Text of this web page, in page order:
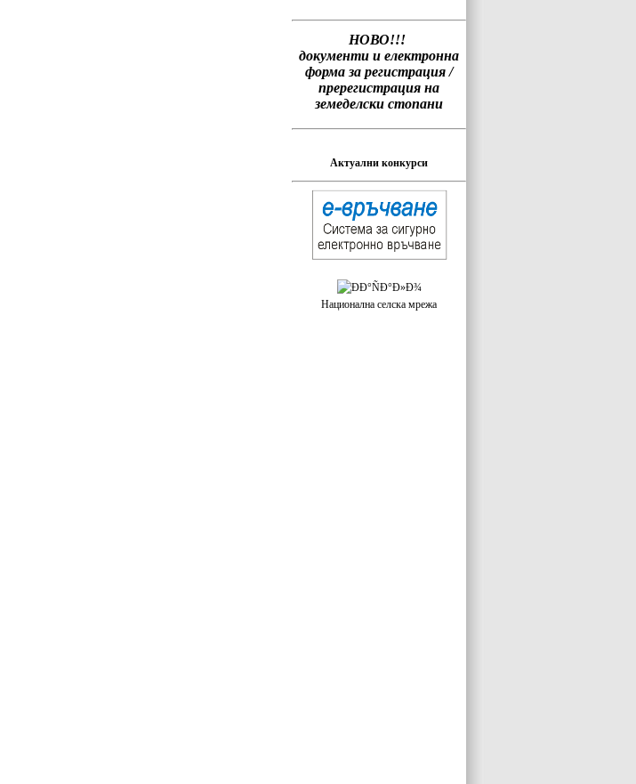
НОВО!!!
документи и електронна
форма за регистрация /
пререгистрация на
земеделски стопани
Актуални конкурси
Национална селска мрежа